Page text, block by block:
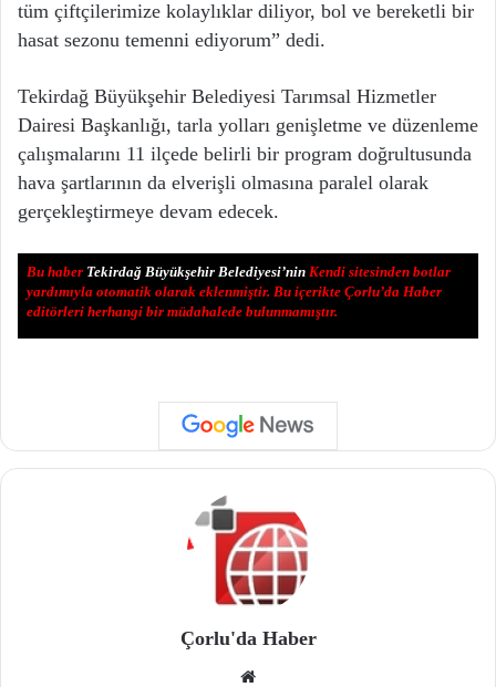
tüm çiftçilerimize kolaylıklar diliyor, bol ve bereketli bir
hasat sezonu temenni ediyorum” dedi.
Tekirdağ Büyükşehir Belediyesi Tarımsal Hizmetler
Dairesi Başkanlığı, tarla yolları genişletme ve düzenleme
çalışmalarını 11 ilçede belirli bir program doğrultusunda
hava şartlarının da elverişli olmasına paralel olarak
gerçekleştirmeye devam edecek.
Bu haber Tekirdağ Büyükşehir Belediyesi’nin Kendi sitesinden botlar
yardımıyla otomatik olarak eklenmiştir. Bu içerikte Çorlu’da Haber
editörleri herhangi bir müdahalede bulunmamıştır.
Çorlu'da Haber